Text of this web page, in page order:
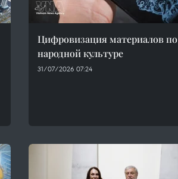
Цифровизация материалов по
народной культуре
31/07/2026 07:24